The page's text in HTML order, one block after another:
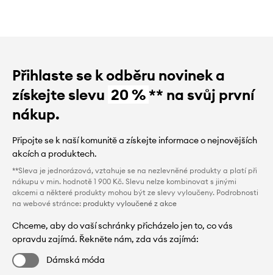
Přihlaste se k odběru novinek a
získejte slevu 20 %** na svůj první
nákup.
Připojte se k naší komunitě a získejte informace o nejnovějších
akcích a produktech.
**Sleva je jednorázová, vztahuje se na nezlevněné produkty a platí při
nákupu v min. hodnotě 1 900 Kč. Slevu nelze kombinovat s jinými
akcemi a některé produkty mohou být ze slevy vyloučeny. Podrobnosti
na webové stránce: produkty vyloučené z akce
Chceme, aby do vaší schránky přicházelo jen to, co vás
opravdu zajímá. Řekněte nám, zda vás zajímá:
Dámská móda